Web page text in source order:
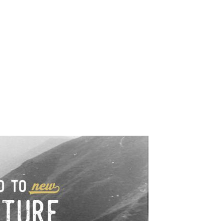
Mapy,